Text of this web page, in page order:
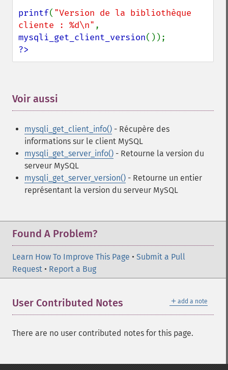
printf( "Version de la bibliothèque
cliente : %d\n"
mysqli_get_client_version
?>
Voir aussi
mysqli_get_client_info() - Récupère des
informations sur le client MySQL
mysqli_get_server_info() - Retourne la version du
serveur MySQL
mysqli_get_server_version() - Retourne un entier
représentant la version du serveur MySQL
Found A Problem?
Learn How To Improve This Page • Submit a Pull
Request • Report a Bug
＋ add a note
User Contributed Notes
There are no user contributed notes for this page.